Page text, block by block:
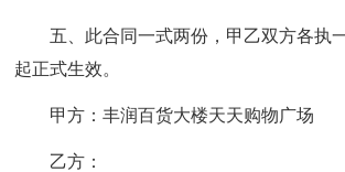
五、此合同一式两份，甲乙双方各执
起正式生效。
甲方：丰润百货大楼天天购物广场
乙方：